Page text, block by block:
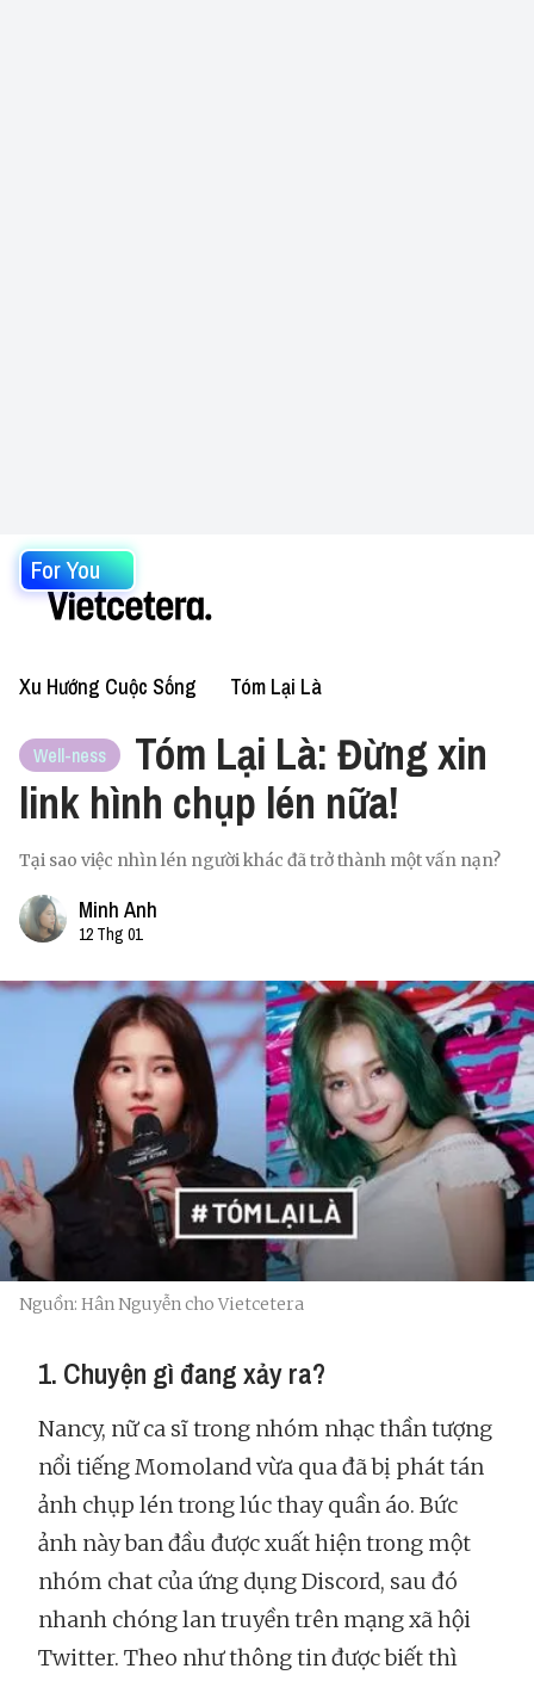
For You
Xu Hướng Cuộc Sống Tóm Lại Là
Well-ness
Tóm Lại Là: Đừng xin
link hình chụp lén nữa!
Tại sao việc nhìn lén người khác đã trở thành một vấn nạn?
Minh Anh
12 Thg 01
Nguồn: Hân Nguyễn cho Vietcetera
1. Chuyện gì đang xảy ra?
Nancy, nữ ca sĩ trong nhóm nhạc thần tượng
nổi tiếng Momoland vừa qua đã bị phát tán
ảnh chụp lén trong lúc thay quần áo. Bức
ảnh này ban đầu được xuất hiện trong một
nhóm chat của ứng dụng Discord, sau đó
nhanh chóng lan truyền trên mạng xã hội
Twitter. Theo như thông tin được biết thì